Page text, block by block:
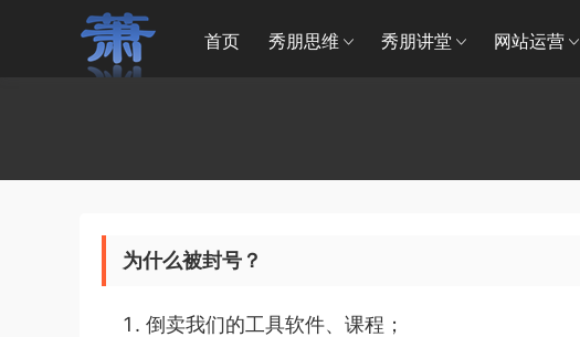
首页 秀朋思维 秀朋讲堂 网站运营
为什么被封号？
倒卖我们的工具软件、课程；